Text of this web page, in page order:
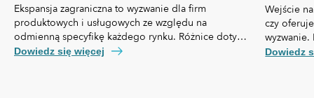
Ekspansja zagraniczna to wyzwanie dla firm
produktowych i usługowych ze względu na
odmienną specyfikę każdego rynku. Różnice dotyczą
nie tylko przepisów prawa czy technologii, ale też,
Dowiedz się więcej
Wejście
czy
własną
Dowiedz